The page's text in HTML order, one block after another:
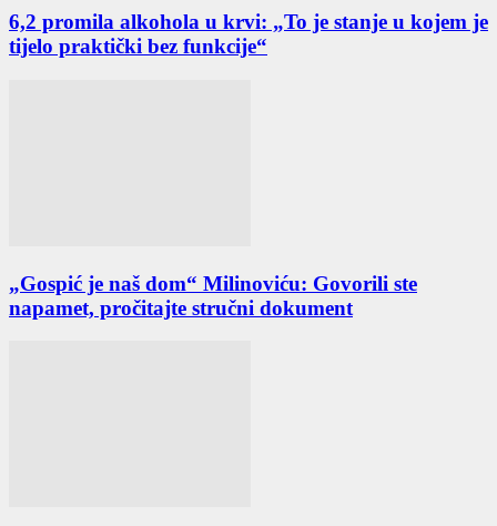
6,2 promila alkohola u krvi: „To je stanje u kojem je
tijelo praktički bez funkcije“
„Gospić je naš dom“ Milinoviću: Govorili ste
napamet, pročitajte stručni dokument